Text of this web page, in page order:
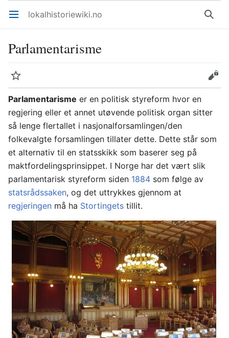
Åpne hovedmenyen lokalhistoriewiki.no Søk
Parlamentarisme
Overvåk
Rediger
Parlamentarisme er en politisk styreform hvor en
regjering eller et annet utøvende politisk organ sitter
så lenge flertallet i nasjonalforsamlingen/den
folkevalgte forsamlingen tillater dette. Dette står som
et alternativ til en statsskikk som baserer seg på
maktfordelingsprinsippet. I Norge har det vært slik
parlamentarisk styreform siden 1884 som følge av
statsrådssaken, og det uttrykkes gjennom at
regjeringen må ha Stortingets tillit.